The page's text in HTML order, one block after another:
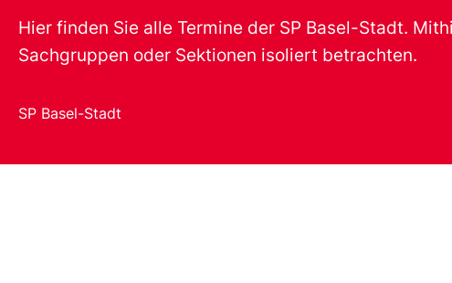
Hier finden Sie alle Termine der SP Basel-Stadt.
Sachgruppen oder Sektionen isoliert betrachten.
SP Basel-Stadt